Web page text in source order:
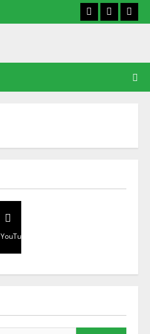
Facebook
X
YouTube